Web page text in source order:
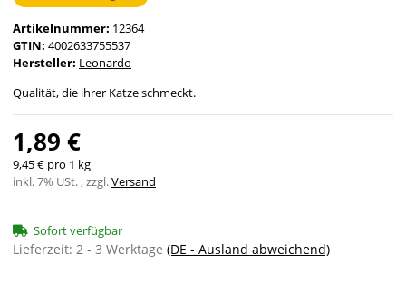
Artikelnummer: 12364
GTIN: 4002633755537
Hersteller: Leonardo
Qualität, die ihrer Katze schmeckt.
1,89 €
9,45 € pro 1 kg
inkl. 7% USt. , zzgl.Versand
Sofort verfügbar
Lieferzeit: 2 - 3 Werktage (DE - Ausland abweichend)